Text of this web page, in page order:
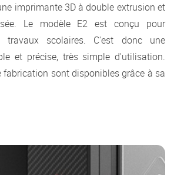
imprimante 3D à double extrusion et
Le modèle E2 est conçu pour
travaux scolaires. C'est donc une
et précise, très simple d'utilisation.
fabrication sont disponibles grâce à sa